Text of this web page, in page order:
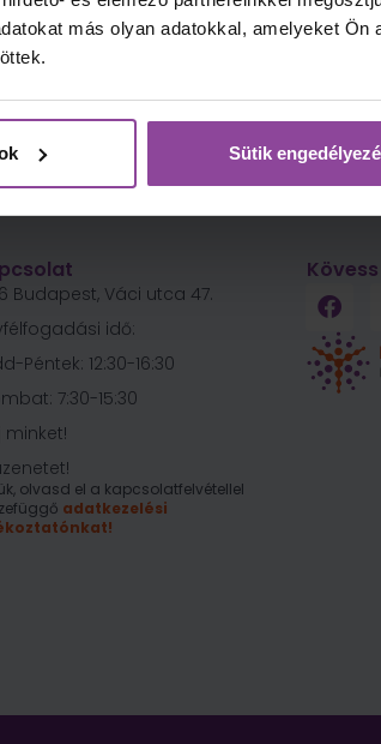
más olyan adatokkal, amelyeket Ön
Sütik
Budapest, Váci utca 47.
idő:
Péntek: 12:30-16:30
7:30-15:30
minket!
olvasd el a kapcsolatfelvétellel
adatkezelési